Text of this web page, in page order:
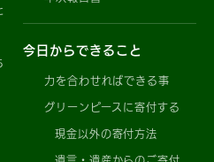
今日からできること
力を合わせればできる事
グリーンピースに寄付する
現金以外の寄付方法
遺言・遺産からのご寄付